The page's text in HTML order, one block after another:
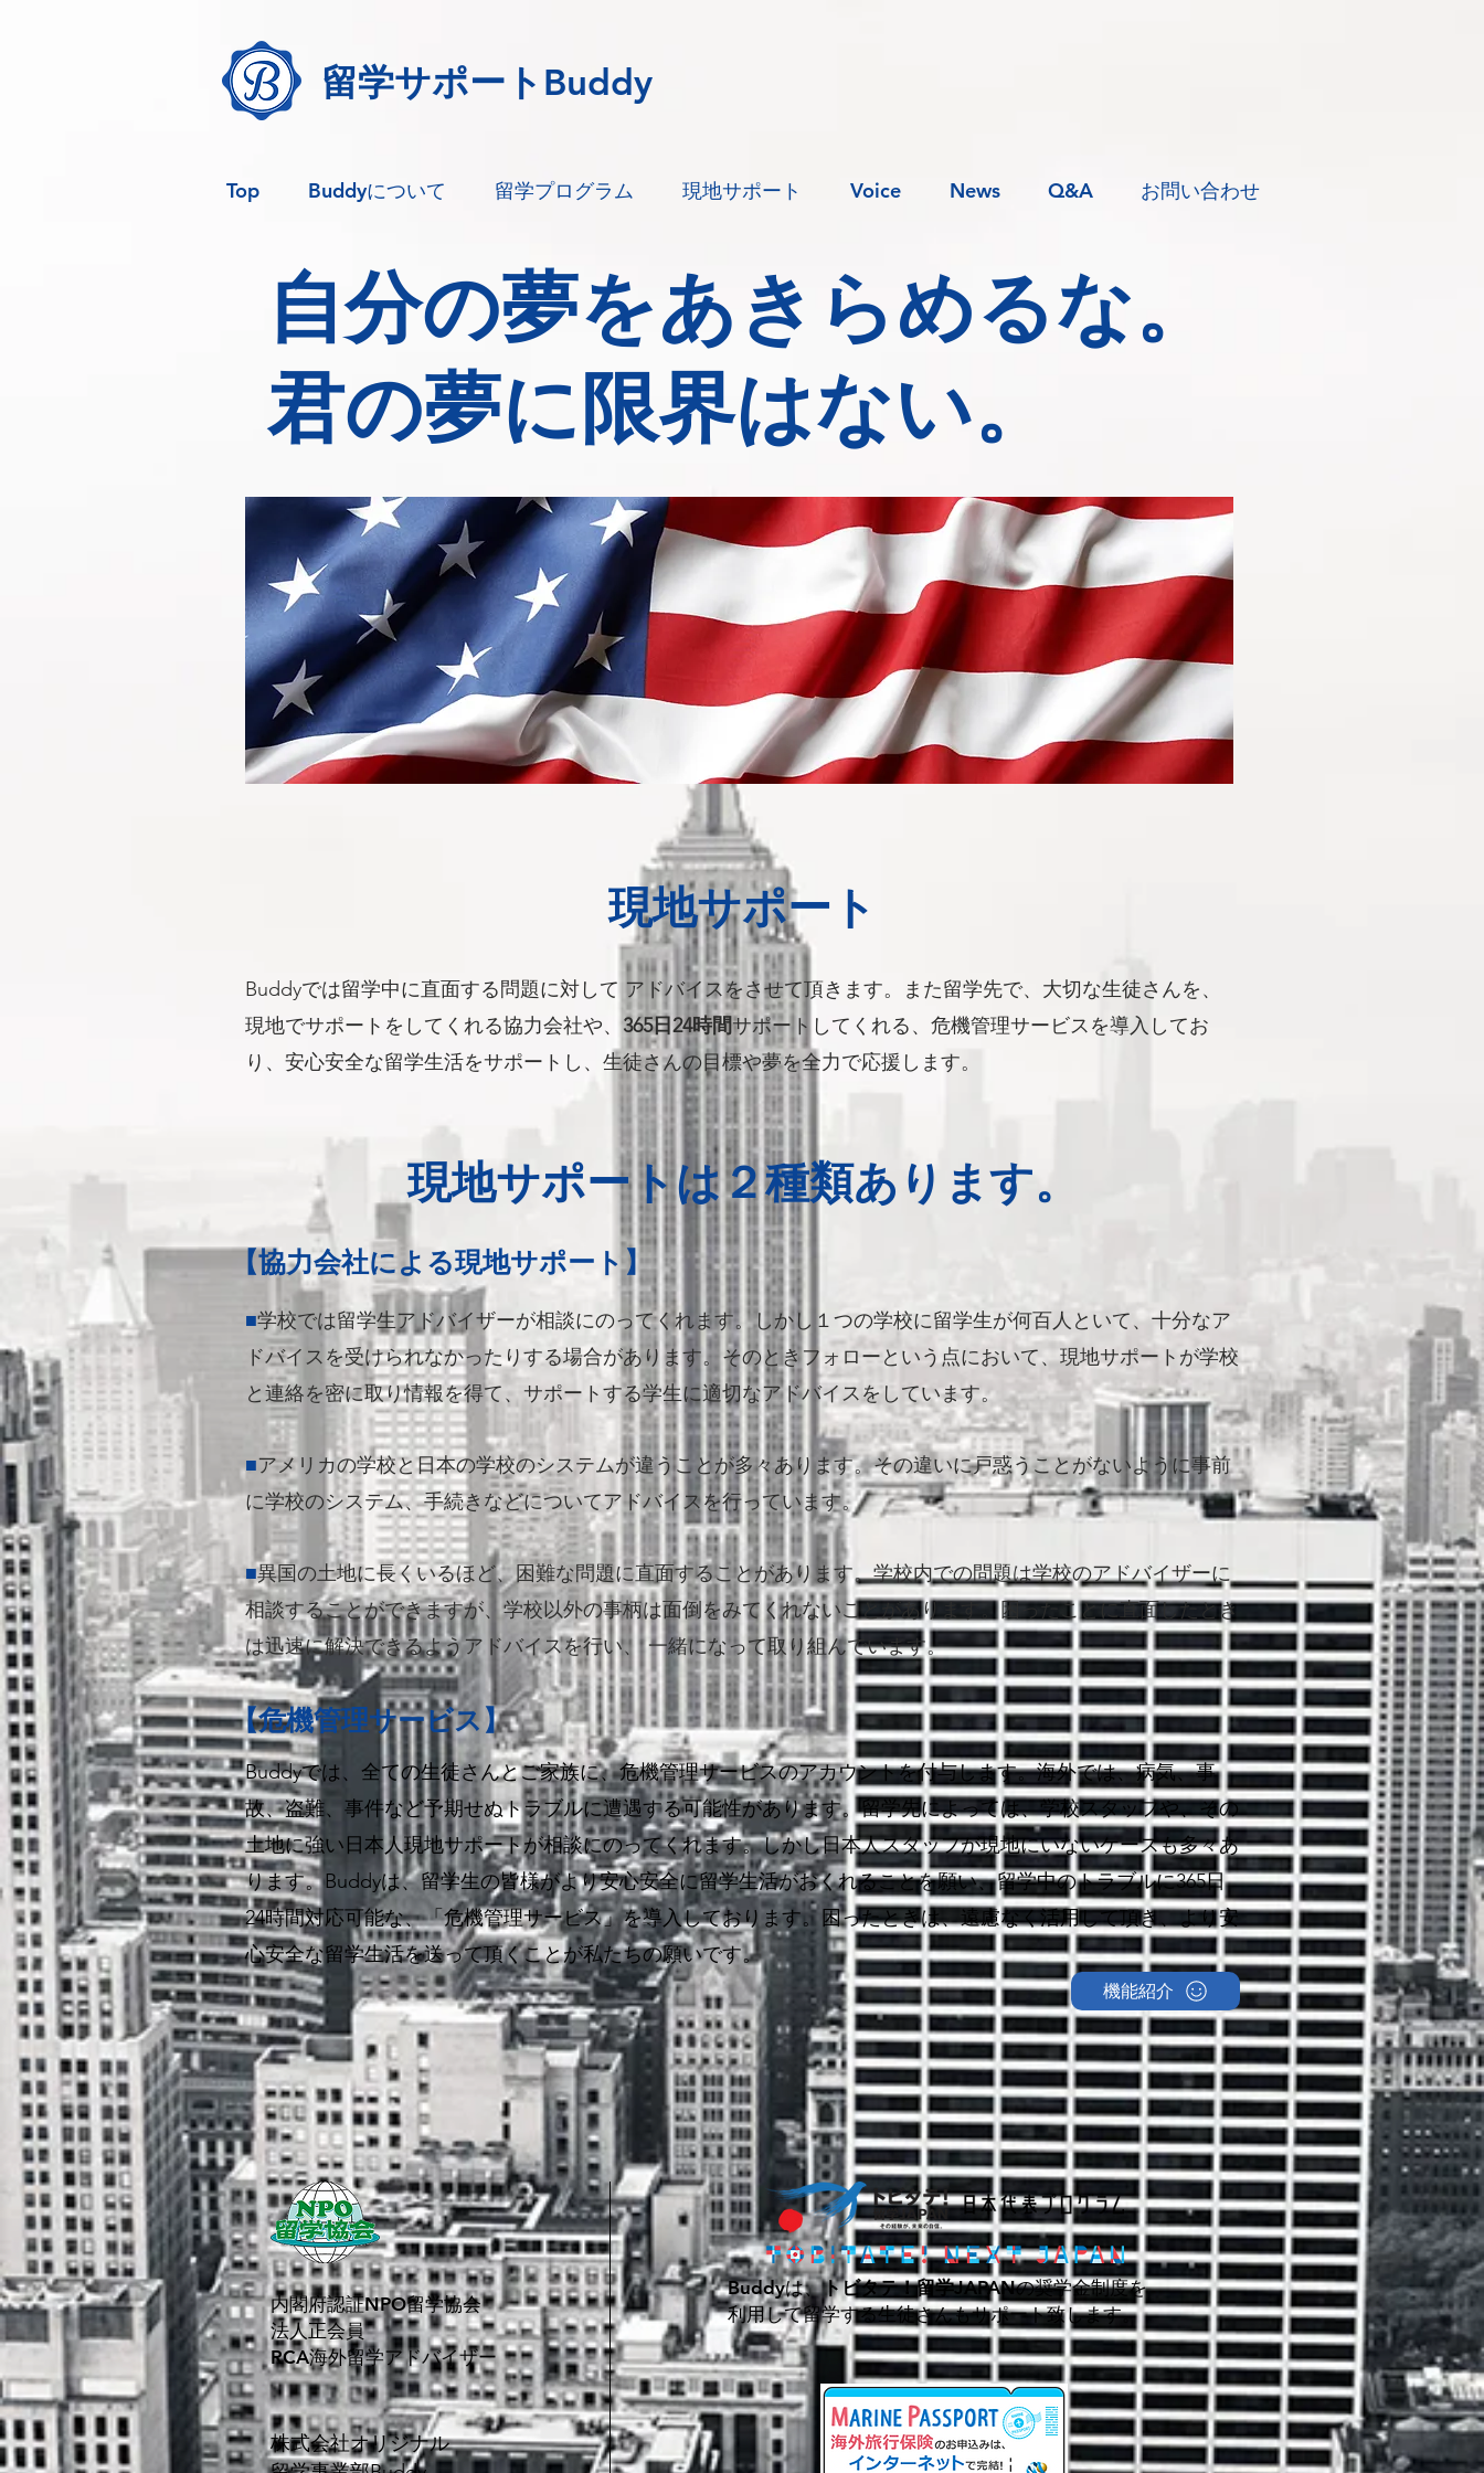
留学サポートBuddy
Top Buddyについて 留学プログラム 現地サポート Voice News Q&A お問い合わせ
自分の夢をあきらめるな。
君の夢に限界はない。
現地サポート
Buddyでは留学中に直面する問題に対して アドバイスをさせて頂きます。また留学先で、大切な生徒さんを、
現地でサポートをしてくれる協力会社や、 365日24時間サポートしてくれる、危機管理サービスを導入してお
り、安心安全な留学生活をサポートし、生徒さんの目標や夢を全力で応援します。
現地サポートは２種類あります。
【協力会社による現地サポート】
■学校では留学生アドバイザーが相談にのってくれます。しかし１つの学校に留学生が何百人といて、十分なア
ドバイスを受けられなかったりする場合があります。そのときフォローという点において、現地サポートが学校
と連絡を密に取り情報を得て、サポートする学生に適切なアドバイスをしています。
■アメリカの学校と日本の学校のシステムが違うことが多々あります。その違いに戸惑うことがないように事前
に学校のシステム、手続きなどについてアドバイスを行っています。
■異国の土地に長くいるほど、困難な問題に直面することがあります。学校内での問題は学校のアドバイザーに
相談することができますが、学校以外の事柄は面倒をみてくれないことがあります。困ったことに直面したとき
は迅速に解決できるようアドバイスを行い、 一緒になって取り組んでいます。
【危機管理サービス】
Buddyでは、全ての生徒さんとご家族に、危機管理サービスのアカウントを付与します。海外では、病気、事
故、盗難、事件など予期せぬトラブルに遭遇する可能性があります。留学先によっては、学校スタッフや、その
土地に強い日本人現地サポートが相談にのってくれます。しかし日本人スタッフが現地にいないケースも多々あ
ります。Buddyは、留学生の皆様がより安心安全に留学生活がおくれることを願い、留学中のトラブルに365日
24時間対応可能な、「危機管理サービス」を導入しております。困ったときは、遠慮なく活用して頂き、より安
心安全な留学生活を送って頂くことが私たちの願いです。
機能紹介
内閣府認証NPO留学協会
法人正会員
RCA海外留学アドバイザー
株式会社オリジナル
Buddy​は、トビタテ！留学JAPANの奨学金制度を
利用して​留学する生徒さんもサポート致します。